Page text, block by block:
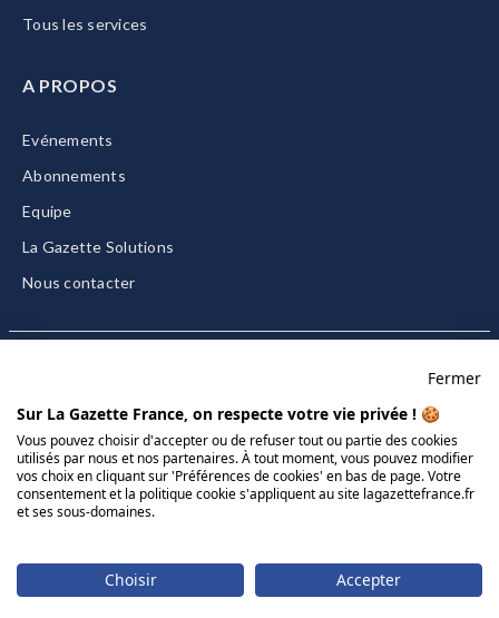
Tous les services
A PROPOS
Evénements
Abonnements
Equipe
La Gazette Solutions
Nous contacter
CGU/CGV
Données personnelles
Charte sur les cookies
© 2026 La Gazette France
Fermer
Sur La Gazette France, on respecte votre vie privée ! 🍪
Vous pouvez choisir d'accepter ou de refuser tout ou partie des cookies
utilisés par nous et nos partenaires. À tout moment, vous pouvez modifier
vos choix en cliquant sur 'Préférences de cookies' en bas de page. Votre
consentement et la politique cookie s'appliquent au site lagazettefrance.fr
et ses sous-domaines.
Choisir Accepter